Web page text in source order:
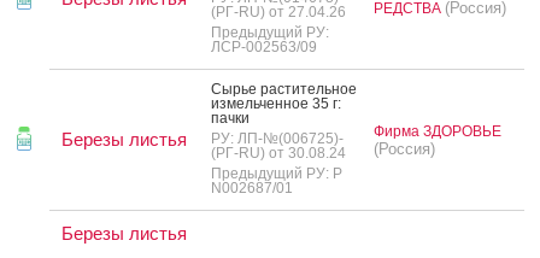
(РГ-RU) от 27.04.26
Предыдущий РУ:
ЛСР-002563/09
РЕДСТВА (Россия)
Березы листья
Сырье рас­ти­тель­ное
из­мель­чен­ное 35 г:
пач­ки
РУ: ЛП-№(006725)-
(РГ-RU) от 30.08.24
Предыдущий РУ: Р
N002687/01
Фирма ЗДОРОВЬЕ
(Россия)
Березы листья